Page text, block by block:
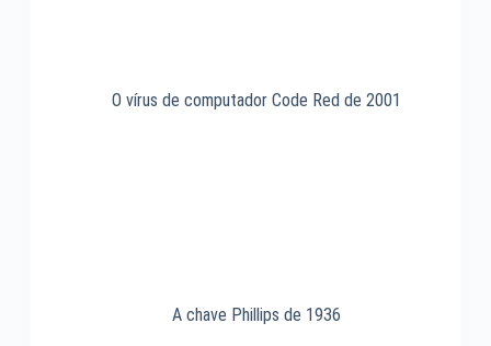
O vírus de computador Code Red de 2001
A chave Phillips de 1936